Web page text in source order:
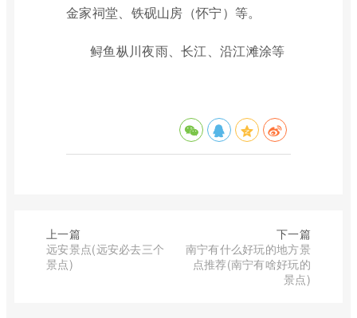
金家祠堂、铁砚山房（怀宁）等。
鲟鱼枞川夜雨、长江、沿江滩涂等
上一篇
远安景点(远安必去三个
景点)
下一篇
南宁有什么好玩的地方景
点推荐(南宁有啥好玩的
景点)